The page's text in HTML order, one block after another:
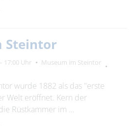
Steintor
17:00 Uhr
Museum im Steintor
wurde 1882 als das "erste
Welt eröffnet. Kern der
Rüstkammer im …